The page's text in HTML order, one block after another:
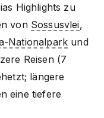
Highlights zu
von Sossusvlei,
Nationalpark und
Reisen (7
längere
eine tiefere